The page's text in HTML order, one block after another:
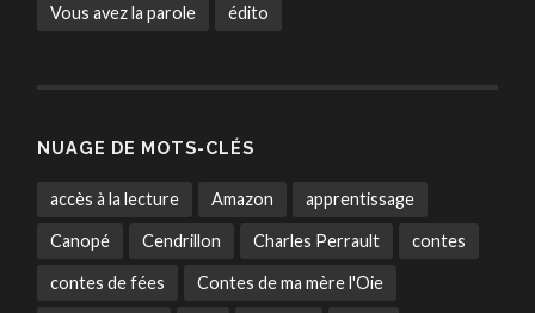
Vous avez la parole édito
NUAGE DE MOTS-CLÉS
accès à la lecture Amazon apprentissage
Canopé Cendrillon Charles Perrault contes
contes de fées Contes de ma mère l'Oie